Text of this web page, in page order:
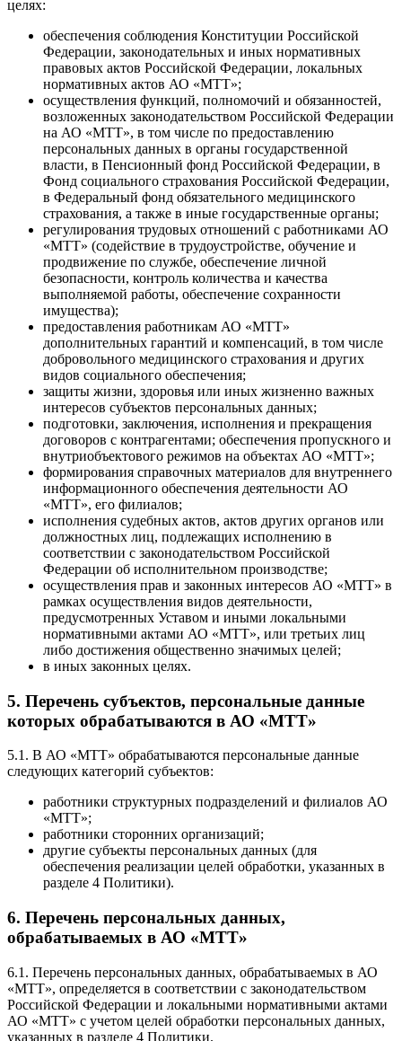
целях:
обеспечения соблюдения Конституции Российской
Федерации, законодательных и иных нормативных
правовых актов Российской Федерации, локальных
нормативных актов АО «МТТ»;
осуществления функций, полномочий и обязанностей,
возложенных законодательством Российской Федерации
на АО «МТТ», в том числе по предоставлению
персональных данных в органы государственной
власти, в Пенсионный фонд Российской Федерации, в
Фонд социального страхования Российской Федерации,
в Федеральный фонд обязательного медицинского
страхования, а также в иные государственные органы;
регулирования трудовых отношений с работниками АО
«МТТ» (содействие в трудоустройстве, обучение и
продвижение по службе, обеспечение личной
безопасности, контроль количества и качества
выполняемой работы, обеспечение сохранности
имущества);
предоставления работникам АО «МТТ»
дополнительных гарантий и компенсаций, в том числе
добровольного медицинского страхования и других
видов социального обеспечения;
защиты жизни, здоровья или иных жизненно важных
интересов субъектов персональных данных;
подготовки, заключения, исполнения и прекращения
договоров с контрагентами; обеспечения пропускного и
внутриобъектового режимов на объектах АО «МТТ»;
формирования справочных материалов для внутреннего
информационного обеспечения деятельности АО
«МТТ», его филиалов;
исполнения судебных актов, актов других органов или
должностных лиц, подлежащих исполнению в
соответствии с законодательством Российской
Федерации об исполнительном производстве;
осуществления прав и законных интересов АО «МТТ» в
рамках осуществления видов деятельности,
предусмотренных Уставом и иными локальными
нормативными актами АО «МТТ», или третьих лиц
либо достижения общественно значимых целей;
в иных законных целях.
5. Перечень субъектов, персональные данные
которых обрабатываются в АО «МТТ»
5.1. В АО «МТТ» обрабатываются персональные данные
следующих категорий субъектов:
работники структурных подразделений и филиалов АО
«МТТ»;
работники сторонних организаций;
другие субъекты персональных данных (для
обеспечения реализации целей обработки, указанных в
разделе 4 Политики).
6. Перечень персональных данных,
обрабатываемых в АО «МТТ»
6.1. Перечень персональных данных, обрабатываемых в АО
«МТТ», определяется в соответствии с законодательством
Российской Федерации и локальными нормативными актами
АО «МТТ» с учетом целей обработки персональных данных,
указанных в разделе 4 Политики.